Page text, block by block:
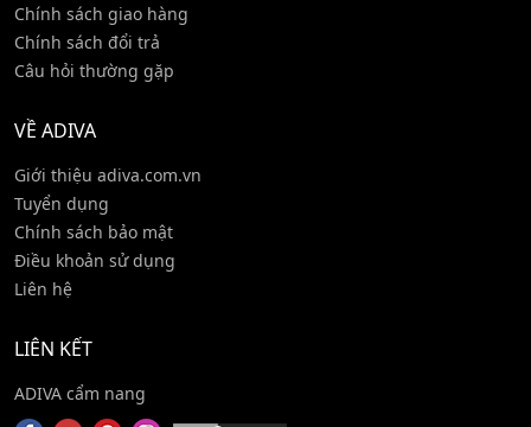
Chính sách giao hàng
Chính sách đổi trả
Câu hỏi thường gặp
VỀ ADIVA
Giới thiệu adiva.com.vn
Tuyển dụng
Chính sách bảo mật
Điều khoản sử dụng
Liên hệ
LIÊN KẾT
ADIVA cẩm nang